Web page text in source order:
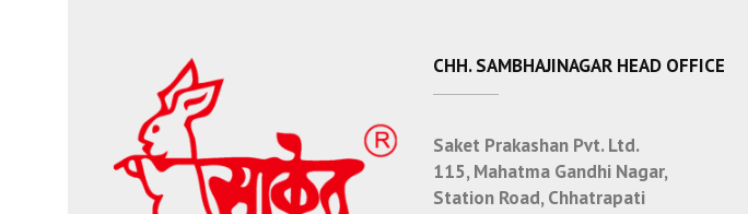
CHH. SAMBHAJINAGAR HEAD OFFICE
Saket Prakashan Pvt. Ltd.
115, Mahatma Gandhi Nagar,
Station Road, Chhatrapati